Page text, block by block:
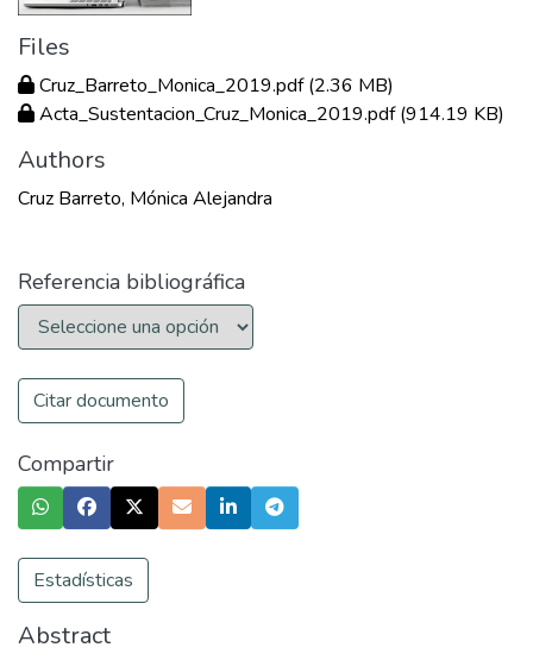
Files
Cruz_Barreto_Monica_2019.pdf(2.36 MB)
Acta_Sustentacion_Cruz_Monica_2019.pdf(914.19 KB)
Authors
Cruz Barreto, Mónica Alejandra
Referencia bibliográfica
Citar documento
Compartir
Estadísticas
Abstract